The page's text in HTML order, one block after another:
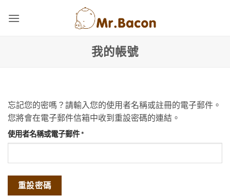
我的帳號
忘記您的密嗎？請輸入您的使用者名稱或註冊的電子郵件。
您將會在電子郵件信箱中收到重設密碼的連結。
使用者名稱或電子郵件*
填
重設密碼